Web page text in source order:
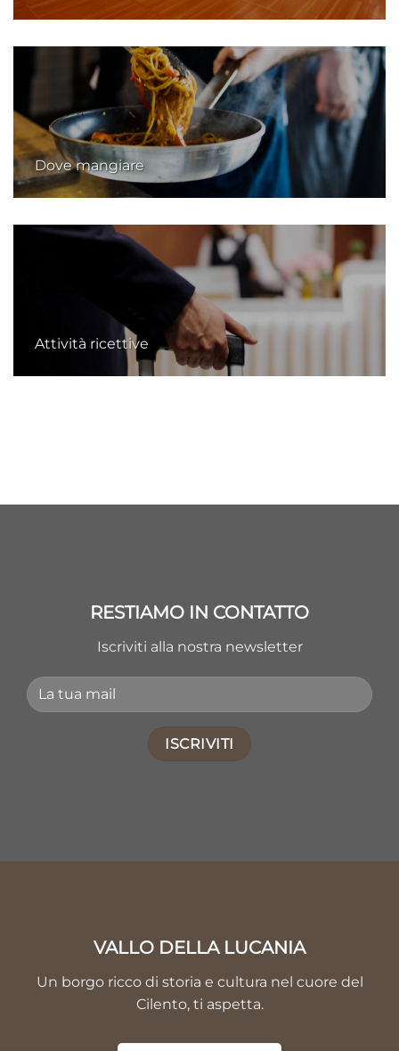
Dove mangiare
Attività ricettive
VALLO DELLA LUCANIA
Un borgo ricco di storia e cultura nel cuore del
Cilento, ti aspetta.
RESTIAMO IN CONTATTO
Iscriviti alla nostra newsletter